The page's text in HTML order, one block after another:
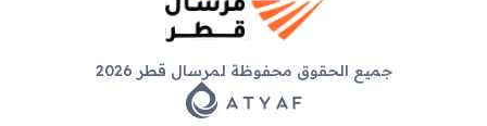
جميع الحقوق محفوظة لمرسال قطر 2026